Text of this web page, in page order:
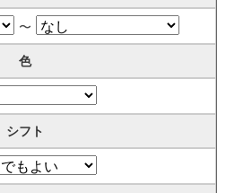
〜
色
シフト